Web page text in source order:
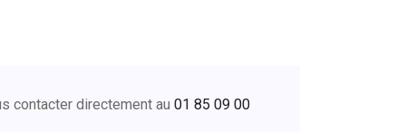
contacter directement au 01 85 09 00